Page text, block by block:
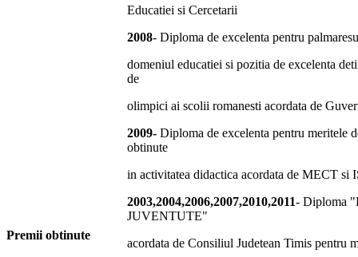
Premii obtinute
Educatiei si Cercetarii
2008- Diploma de excelenta pentru
domeniul educatiei si pozitia de excelenta
de
olimpici ai scolii romanesti acordata de
2009- Diploma de excelenta pentru meritele
obtinute
in activitatea didactica acordata de MECT si
2003,2004,2006,2007,2010,2011- Diploma
JUVENTUTE"
acordata de Consiliul Judetean Timis pentru